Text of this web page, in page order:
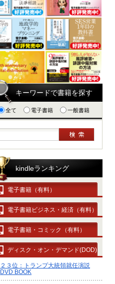
キーワードで書籍を探す
全て 電子書籍 一般書籍
kindleランキング
電子書籍（有料）
電子書籍ビジネス・経済（有料）
電子書籍・コミック（有料）
ディスク・オン・デマンド(DOD)
２３位：トランプ大統領就任演説
DVD BOOK